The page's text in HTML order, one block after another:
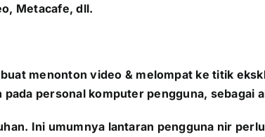
Metacafe, dll.
menonton video & melompat ke titik
personal komputer pengguna, sebagai
Ini umumnya lantaran pengguna nir